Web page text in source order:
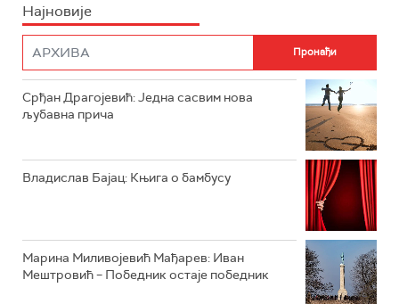
РАДИО РОКЕНРОЛЕР
РАДИО ЏЕЗЕР
Најновије
Срђан Драгојевић: Једна сасвим нова
љубавна прича
Владислав Бајац: Књига о бамбусу
Марина Миливојевић Мађарев: Иван
Мештровић – Победник остаје победник